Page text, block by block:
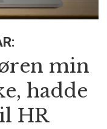
min
hadde
HR